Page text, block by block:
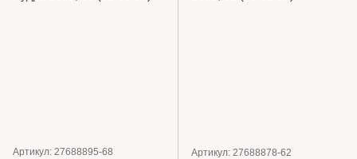
Артикул: 27688895-68 Артикул: 27688878-62